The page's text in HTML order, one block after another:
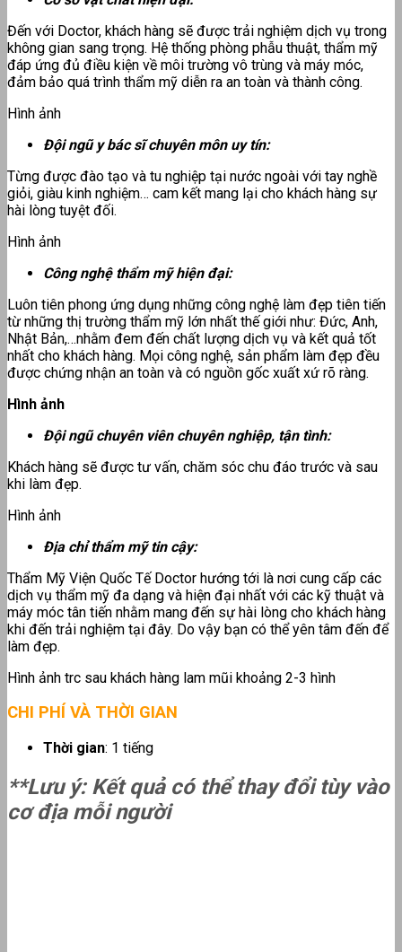
Đến với Doctor, khách hàng sẽ được trải nghiệm dịch vụ trong
không gian sang trọng. Hệ thống phòng phẫu thuật, thẩm mỹ
đáp ứng đủ điều kiện về môi trường vô trùng và máy móc,
đảm bảo quá trình thẩm mỹ diễn ra an toàn và thành công.
Hình ảnh
Đội ngũ y bác sĩ chuyên môn uy tín:
Từng được đào tạo và tu nghiệp tại nước ngoài với tay nghề
giỏi, giàu kinh nghiệm… cam kết mang lại cho khách hàng sự
hài lòng tuyệt đối.
Hình ảnh
Công nghệ thẩm mỹ hiện đại:
Luôn tiên phong ứng dụng những công nghệ làm đẹp tiên tiến
từ những thị trường thẩm mỹ lớn nhất thế giới như: Đức, Anh,
Nhật Bản,…nhằm đem đến chất lượng dịch vụ và kết quả tốt
nhất cho khách hàng. Mọi công nghệ, sản phẩm làm đẹp đều
được chứng nhận an toàn và có nguồn gốc xuất xứ rõ ràng.
Hình ảnh
Đội ngũ chuyên viên chuyên nghiệp, tận tình:
Khách hàng sẽ được tư vấn, chăm sóc chu đáo trước và sau
khi làm đẹp.
Hình ảnh
Địa chỉ thẩm mỹ tin cậy:
Thẩm Mỹ Viện Quốc Tế Doctor hướng tới là nơi cung cấp các
dịch vụ thẩm mỹ đa dạng và hiện đại nhất với các kỹ thuật và
máy móc tân tiến nhằm mang đến sự hài lòng cho khách hàng
khi đến trải nghiệm tại đây. Do vậy bạn có thể yên tâm đến để
làm đẹp.
Hình ảnh trc sau khách hàng lam mũi khoảng 2-3 hình
CHI PHÍ VÀ THỜI GIAN
Thời gian: 1 tiếng
**Lưu ý: Kết quả có thể thay đổi tùy vào
cơ địa mỗi người